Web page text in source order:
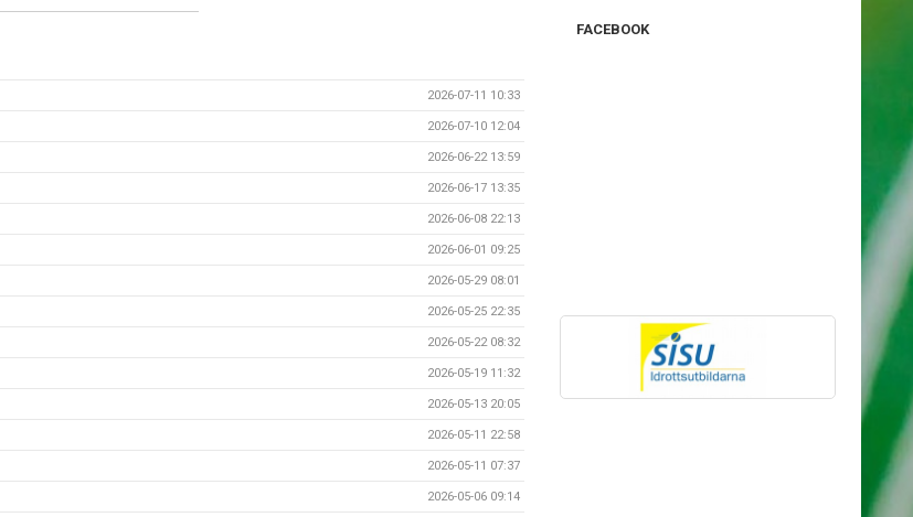
2026-07-11 10:33
2026-07-10 12:04
2026-06-22 13:59
2026-06-17 13:35
2026-06-08 22:13
2026-06-01 09:25
2026-05-29 08:01
2026-05-25 22:35
2026-05-22 08:32
2026-05-19 11:32
2026-05-13 20:05
2026-05-11 22:58
2026-05-11 07:37
2026-05-06 09:14
FACEBOOK